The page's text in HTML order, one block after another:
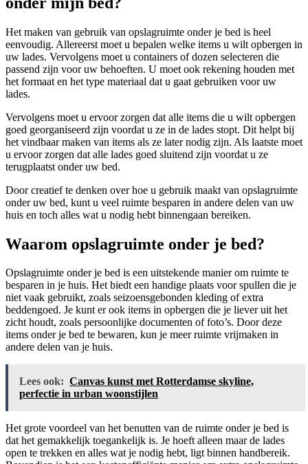
Het maken van gebruik van opslagruimte onder je bed is heel
eenvoudig. Allereerst moet u bepalen welke items u wilt opbergen in
uw lades. Vervolgens moet u containers of dozen selecteren die
passend zijn voor uw behoeften. U moet ook rekening houden met
het formaat en het type materiaal dat u gaat gebruiken voor uw
lades.
Vervolgens moet u ervoor zorgen dat alle items die u wilt opbergen
goed georganiseerd zijn voordat u ze in de lades stopt. Dit helpt bij
het vindbaar maken van items als ze later nodig zijn. Als laatste moet
u ervoor zorgen dat alle lades goed sluitend zijn voordat u ze
terugplaatst onder uw bed.
Door creatief te denken over hoe u gebruik maakt van opslagruimte
onder uw bed, kunt u veel ruimte besparen in andere delen van uw
huis en toch alles wat u nodig hebt binnengaan bereiken.
Waarom opslagruimte onder je bed?
Opslagruimte onder je bed is een uitstekende manier om ruimte te
besparen in je huis. Het biedt een handige plaats voor spullen die je
niet vaak gebruikt, zoals seizoensgebonden kleding of extra
beddengoed. Je kunt er ook items in opbergen die je liever uit het
zicht houdt, zoals persoonlijke documenten of foto’s. Door deze
items onder je bed te bewaren, kun je meer ruimte vrijmaken in
andere delen van je huis.
Lees ook: Canvas kunst met Rotterdamse skyline,
perfectie in urban woonstijlen
Het grote voordeel van het benutten van de ruimte onder je bed is
dat het gemakkelijk toegankelijk is. Je hoeft alleen maar de lades
open te trekken en alles wat je nodig hebt, ligt binnen handbereik.